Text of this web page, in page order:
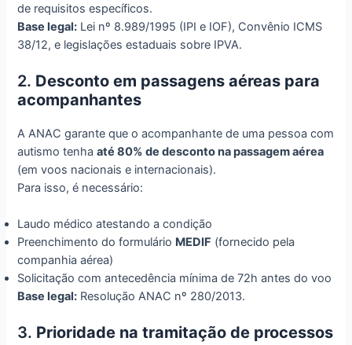
de requisitos específicos.
Base legal: Lei nº 8.989/1995 (IPI e IOF), Convênio ICMS
38/12, e legislações estaduais sobre IPVA.
2. Desconto em passagens aéreas para
acompanhantes
A ANAC garante que o acompanhante de uma pessoa com
autismo tenhaaté 80% de desconto na passagem aérea
(em voos nacionais e internacionais).
Para isso, é necessário:
Laudo médico atestando a condição
Preenchimento do formulário MEDIF (fornecido pela
companhia aérea)
Solicitação com antecedência mínima de 72h antes do voo
Base legal: Resolução ANAC nº 280/2013.
3. Prioridade na tramitação de processos